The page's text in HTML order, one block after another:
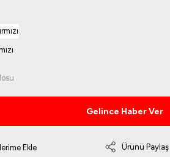
Gelince Haber Ver
Ürünü Paylaş